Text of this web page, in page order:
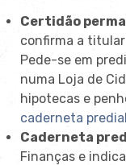
Certidão
confirma a
Pede-se em
numa Loja de
hipotecas e
caderneta predial
Caderneta
Finanças e